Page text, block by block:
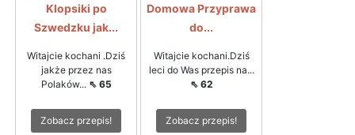
Klopsiki po
Szwedzku jak...
Witajcie kochani .Dziś
jakże przez nas
Polaków... ⇖ 65
Zobacz przepis!
Domowa Przyprawa
do...
Witajcie kochani.Dziś
leci do Was przepis na...
⇖ 62
Zobacz przepis!